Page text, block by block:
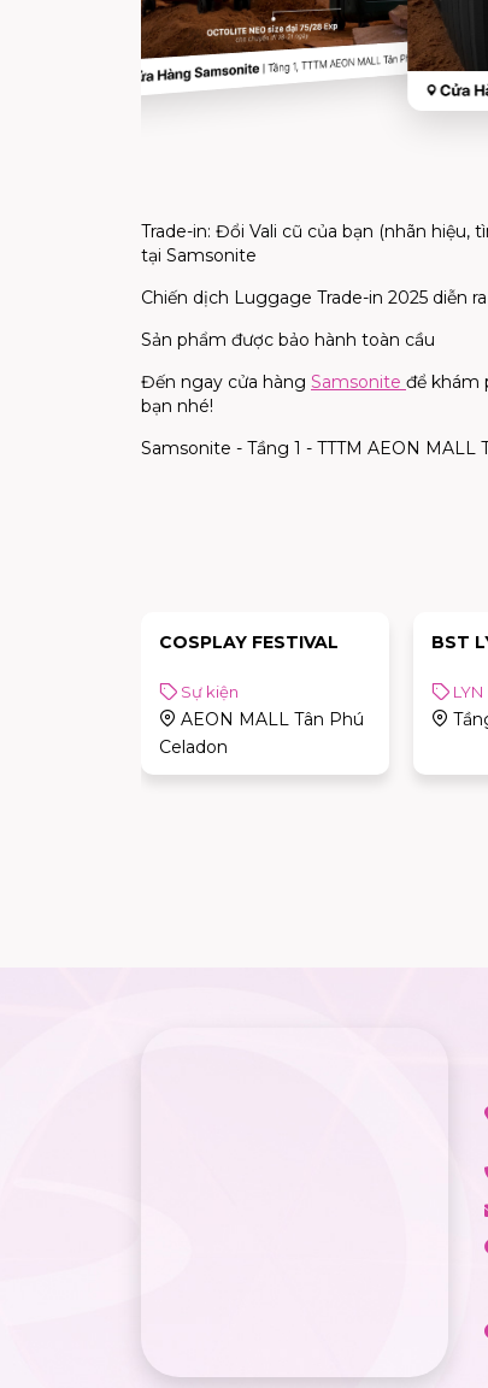
Trade-in: Đổi Vali cũ của bạn (nhãn hiệu,
tại Samsonite
Chiến dịch Luggage Trade-in 2025 diễn
Sản phẩm được bảo hành toàn cầu
Đến ngay cửa hàng Samsonite để khám
bạn nhé!
Samsonite - Tầng 1 - TTTM AEON MALL
COSPLAY FESTIVAL
Sự kiện
AEON MALL Tân Phú
Celadon
BST
LYN